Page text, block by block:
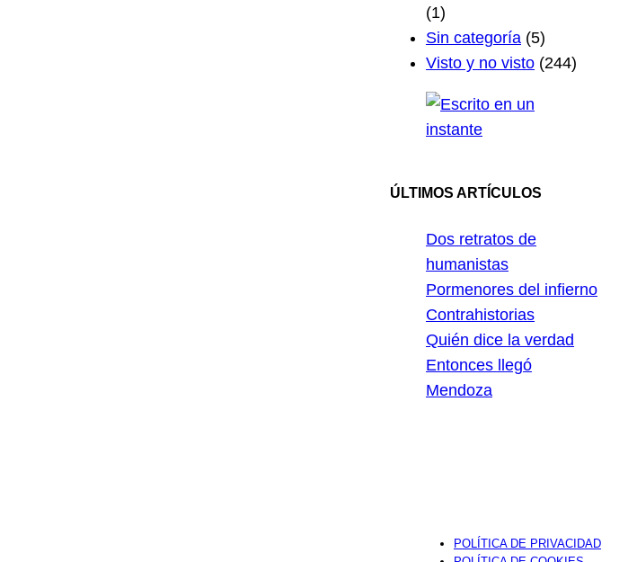
(1)
Sin categoría (5)
Visto y no visto (244)
ÚLTIMOS ARTÍCULOS
Dos retratos de
humanistas
Pormenores del infierno
Contrahistorias
Quién dice la verdad
Entonces llegó
Mendoza
POLÍTICA DE PRIVACIDAD